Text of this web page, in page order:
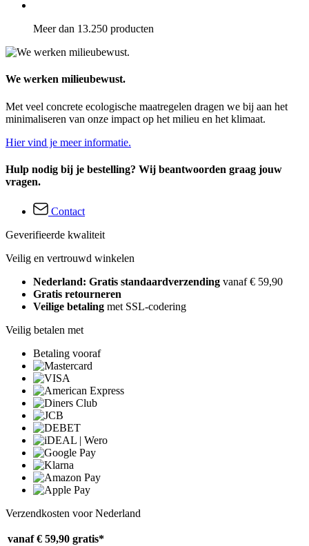
Meer dan 13.250 producten
We werken milieubewust.
Met veel concrete ecologische maatregelen dragen we bij aan het
minimaliseren van onze impact op het milieu en het klimaat.
Hier vind je meer informatie.
Hulp nodig bij je bestelling? Wij beantwoorden graag jouw
vragen.
Contact
Geverifieerde kwaliteit
Veilig en vertrouwd winkelen
Nederland: Gratis standaardverzending vanaf € 59,90
Gratis retourneren
Veilige betaling met SSL-codering
Veilig betalen met
Betaling vooraf
Verzendkosten voor Nederland
vanaf € 59,90 gratis*